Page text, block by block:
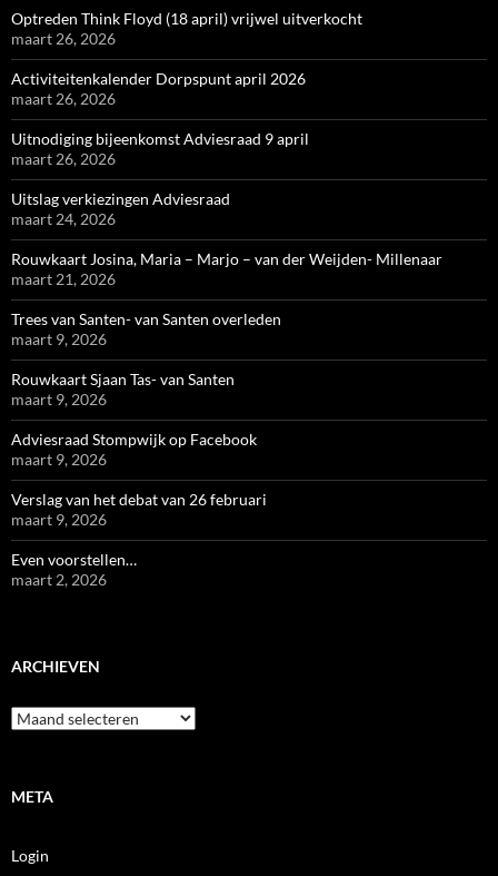
Optreden Think Floyd (18 april) vrijwel uitverkocht
maart 26, 2026
Activiteitenkalender Dorpspunt april 2026
maart 26, 2026
Uitnodiging bijeenkomst Adviesraad 9 april
maart 26, 2026
Uitslag verkiezingen Adviesraad
maart 24, 2026
Rouwkaart Josina, Maria – Marjo – van der Weijden- Millenaar
maart 21, 2026
Trees van Santen- van Santen overleden
maart 9, 2026
Rouwkaart Sjaan Tas- van Santen
maart 9, 2026
Adviesraad Stompwijk op Facebook
maart 9, 2026
Verslag van het debat van 26 februari
maart 9, 2026
Even voorstellen…
maart 2, 2026
ARCHIEVEN
Archieven
META
Login